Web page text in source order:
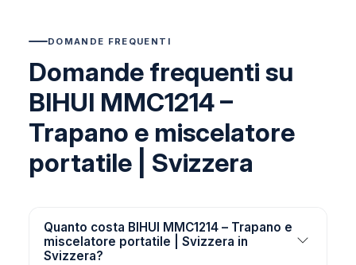
DOMANDE FREQUENTI
Domande frequenti su
BIHUI MMC1214 –
Trapano e miscelatore
portatile | Svizzera
Quanto costa BIHUI MMC1214 – Trapano e
miscelatore portatile | Svizzera in
Svizzera?